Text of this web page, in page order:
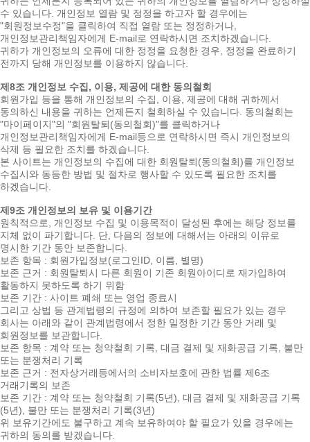
수 있습니다. 개인정보 열람 및 정정을 하고자 할 경우에는
"회원정보수정"을 클릭하여 직접 열람 또는 정정하거나,
개인정보관리책임자에게 E-mail로 연락하시면 조치하겠습니다.
귀하가 개인정보의 오류에 대한 정정을 요청한 경우, 정정을 완료하기
전까지 당해 개인정보를 이용하지 않습니다.
제8조 개인정보 수집, 이용, 제공에 대한 동의철회
회원가입 등을 통해 개인정보의 수집, 이용, 제공에 대해 귀하께서
동의하신 내용을 귀하는 언제든지 철회하실 수 있습니다. 동의철회는
"마이페이지"의 "회원탈퇴(동의철회)"를 클릭하거나
개인정보관리책임자에게 E-mail등으로 연락하시면 즉시 개인정보의
삭제 등 필요한 조치를 하겠습니다.
본 사이트는 개인정보의 수집에 대한 회원탈퇴(동의철회)를 개인정보
수집시와 동등한 방법 및 절차로 행사할 수 있도록 필요한 조치를
하겠습니다.
제9조 개인정보의 보유 및 이용기간
원칙적으로, 개인정보 수집 및 이용목적이 달성된 후에는 해당 정보를
지체 없이 파기합니다. 단, 다음의 정보에 대해서는 아래의 이유로
명시한 기간 동안 보존합니다.
보존 항목 : 회원가입정보(로그인ID, 이름, 별명)
보존 근거 : 회원탈퇴시 다른 회원이 기존 회원아이디로 재가입하여
활동하지 못하도록 하기 위함
보존 기간 : 사이트 폐쇄 또는 영업 종료시
그리고 상법 등 관계법령의 규정에 의하여 보존할 필요가 있는 경우
회사는 아래와 같이 관계법령에서 정한 일정한 기간 동안 거래 및
회원정보를 보관합니다.
보존 항목 : 계약 또는 청약철회 기록, 대금 결제 및 재화공급 기록, 불만
또는 분쟁처리 기록
보존 근거 : 전자상거래등에서의 소비자보호에 관한 법률 제6조
거래기록의 보존
보존 기간 : 계약 또는 청약철회 기록(5년), 대금 결제 및 재화공급 기록
(5년), 불만 또는 분쟁처리 기록(3년)
위 보유기간에도 불구하고 계속 보유하여야 할 필요가 있을 경우에는
귀하의 동의를 받겠습니다.